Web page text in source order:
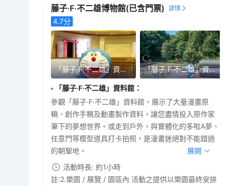
藤子·F·不二雄博物館(已含門票)
4.7分
「藤子·F·不二雄」資料館 「藤子·F·不二雄」資料館
「藤子·F·不二雄」資料館 ：
參觀「藤子·F·不二雄」資料館，展示了大量漫畫原
稿、創作手稿及動畫製作資料，讓您盡情投入原作家
筆下的夢想世界。或走到戶外，與實體化的多啦A夢、
任意門等模型道具打卡拍照，是漫畫迷絕對不能錯過
的朝聖地。
展開
活動時長: 約1小時
註:2.樂園 / 展覽 / 園區內 活動之提供以樂園最終安排